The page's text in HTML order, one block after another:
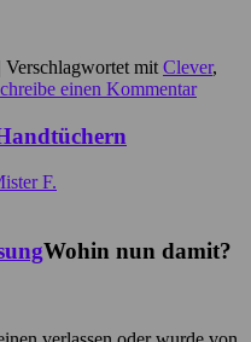
Verschlagwortet mit Clever,
einen Kommentar
F.
Wohin nun damit?